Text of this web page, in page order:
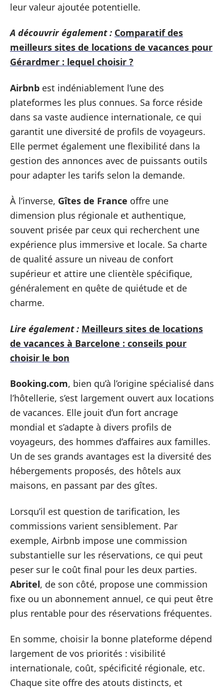
leur valeur ajoutée potentielle.
A découvrir également : Comparatif des
meilleurs sites de locations de vacances pour
Gérardmer : lequel choisir ?
Airbnb est indéniablement l’une des
plateformes les plus connues. Sa force réside
dans sa vaste audience internationale, ce qui
garantit une diversité de profils de voyageurs.
Elle permet également une flexibilité dans la
gestion des annonces avec de puissants outils
pour adapter les tarifs selon la demande.
À l’inverse, Gîtes de France offre une
dimension plus régionale et authentique,
souvent prisée par ceux qui recherchent une
expérience plus immersive et locale. Sa charte
de qualité assure un niveau de confort
supérieur et attire une clientèle spécifique,
généralement en quête de quiétude et de
charme.
Lire également : Meilleurs sites de locations
de vacances à Barcelone : conseils pour
choisir le bon
Booking.com, bien qu’à l’origine spécialisé dans
l’hôtellerie, s’est largement ouvert aux locations
de vacances. Elle jouit d’un fort ancrage
mondial et s’adapte à divers profils de
voyageurs, des hommes d’affaires aux familles.
Un de ses grands avantages est la diversité des
hébergements proposés, des hôtels aux
maisons, en passant par des gîtes.
Lorsqu’il est question de tarification, les
commissions varient sensiblement. Par
exemple, Airbnb impose une commission
substantielle sur les réservations, ce qui peut
peser sur le coût final pour les deux parties.
Abritel, de son côté, propose une commission
fixe ou un abonnement annuel, ce qui peut être
plus rentable pour des réservations fréquentes.
En somme, choisir la bonne plateforme dépend
largement de vos priorités : visibilité
internationale, coût, spécificité régionale, etc.
Chaque site offre des atouts distincts, et